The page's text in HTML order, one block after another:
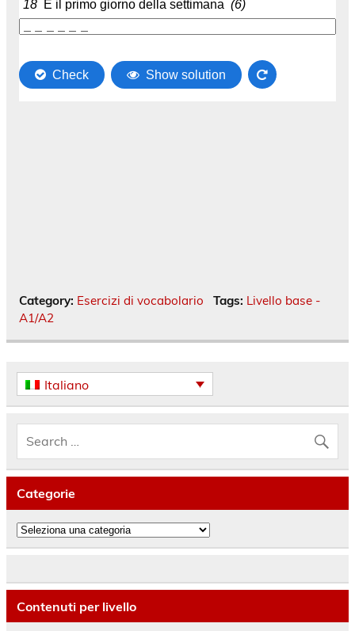
Category: Esercizi di vocabolario Tags: Livello base -
A1/A2
Italiano
Categorie
Categorie
Contenuti per livello